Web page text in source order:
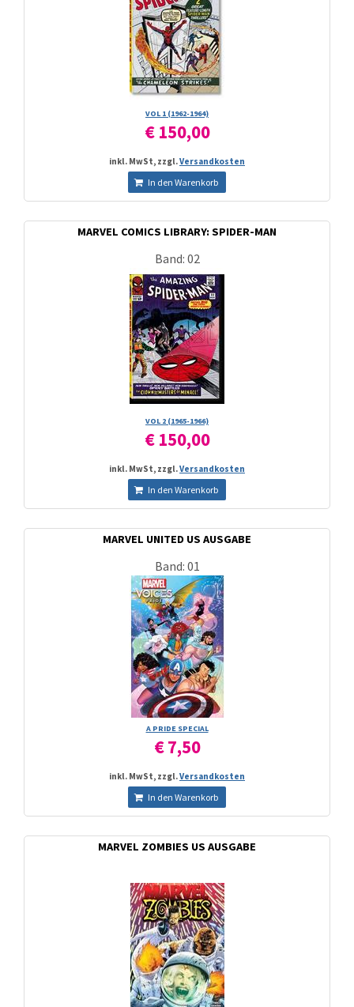
VOL 1 (1962-1964)
€ 150,00
inkl. MwSt, zzgl.Versandkosten
In den Warenkorb
MARVEL COMICS LIBRARY: SPIDER-MAN
Band: 02
VOL 2 (1965-1966)
€ 150,00
inkl. MwSt, zzgl.Versandkosten
In den Warenkorb
MARVEL UNITED US AUSGABE
Band: 01
A PRIDE SPECIAL
€ 7,50
inkl. MwSt, zzgl.Versandkosten
In den Warenkorb
MARVEL ZOMBIES US AUSGABE